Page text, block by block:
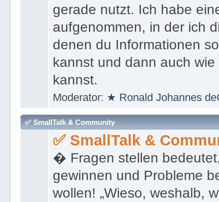
gerade nutzt. Ich habe
aufgenommen, in der ich
denen du Informationen
kannst und dann auch
kannst.
Moderator: ★ Ronald Johannes
✅ SmallTalk & Community
✅ SmallTalk &
� Fragen stellen
gewinnen und Probleme
wollen! „Wieso, weshalb,